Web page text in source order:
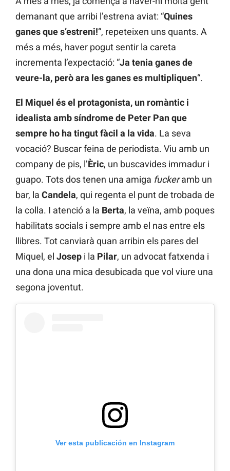
demanant que arribi l’estrena aviat: “Quines
ganes que s’estreni!“, repeteixen uns quants. A
més a més, haver pogut sentir la careta
incrementa l’expectació: “Ja tenia ganes de
veure-la, però ara les ganes es multipliquen“.
El Miquel és el protagonista, un romàntic i
idealista amb síndrome de Peter Pan que
sempre ho ha tingut fàcil a la vida. La seva
vocació? Buscar feina de periodista. Viu amb un
company de pis, l’Èric, un buscavides immadur i
guapo. Tots dos tenen una amiga fuckeramb un
bar, la Candela, qui regenta el punt de trobada de
la colla. I atenció a la Berta, la veïna, amb poques
habilitats socials i sempre amb el nas entre els
llibres. Tot canviarà quan arribin els pares del
Miquel, el Josep i la Pilar, un advocat fatxenda i
una dona una mica desubicada que vol viure una
segona joventut.
Ver esta publicación en Instagram